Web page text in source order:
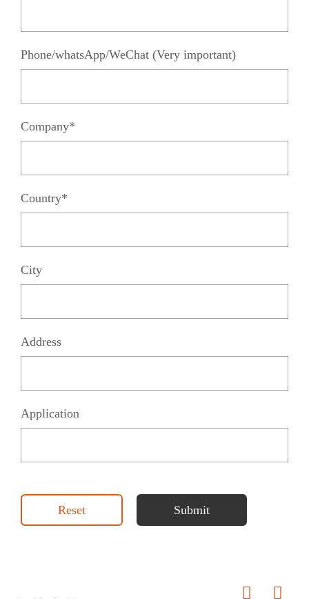
Phone/whatsApp/WeChat (Very important)
Company*
Country*
City
Address
Application
Reset Submit